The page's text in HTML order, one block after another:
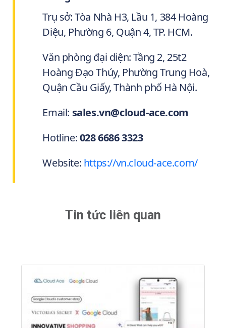
Trụ sở: Tòa Nhà H3, Lầu 1, 384 Hoàng
Diệu, Phường 6, Quận 4, TP. HCM.
Văn phòng đại diện: Tầng 2, 25t2
Hoàng Đạo Thúy, Phường Trung Hoà,
Quận Cầu Giấy, Thành phố Hà Nội.
Email: sales.vn@cloud-ace.com
Hotline:028 6686 3323
Website: https://vn.cloud-ace.com/
Tin tức liên quan